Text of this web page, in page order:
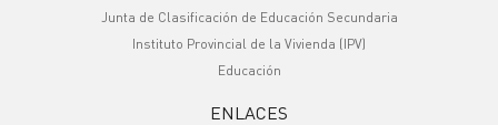
Junta de Clasificación de Educación Secundaria
Instituto Provincial de la Vivienda (IPV)
Educación
ENLACES